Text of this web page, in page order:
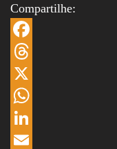
Compartilhe:
Facebook
Threads
X
WhatsApp
LinkedIn